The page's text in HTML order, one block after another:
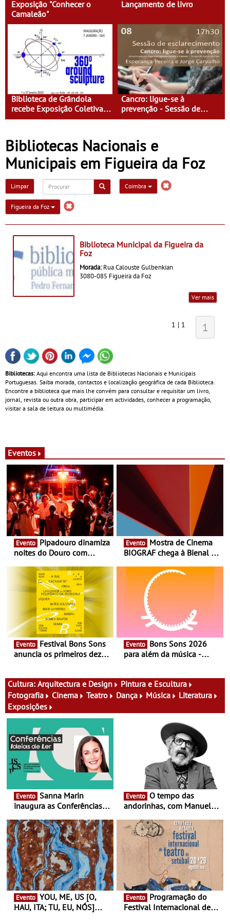
Exposição "Conhecer o
Camaleão"
Lançamento de livro
Biblioteca de Grândola
recebe Exposição Coletiva
de Escultura da Faculdade
around sculpture”
Cancro: ligue-se à
prevenção - Sessão de
Esclarecimento
Bibliotecas Nacionais e
Municipais em Figueira da Foz
Limpar Coimbra
Figueira da Foz
Biblioteca Municipal da Figueira da
Foz
Morada: Rua Calouste Gulbenkian
3080-085 Figueira da Foz
Ver mais
1 | 1 1
Bibliotecas: Aqui encontra uma lista de Bibliotecas Nacionais e Municipais
Portuguesas. Saiba morada, contactos e localização geográfica de cada Biblioteca.
Encontre a biblioteca que mais lhe convém para consultar e requisitar um livro,
jornal, revista ou outra obra, participar em actividades, conhecer a programação,
visitar a sala de leitura ou multimédia.
Eventos
Evento
noites do Douro com
vinho, gastronomia e
música
Evento
BIOGRAF chega à Bienal de
Documentário, ensaio
fílmico e práticas artísticas
Evento
anuncia os primeiros dez
Evento
para além da música -
atividades para toda a
família e muito mais
Cultura: Arquitectura e Design
Pintura e Escultura
Fotografia
Cinema Teatro Dança Música
Literatura
Exposições
Evento
inaugura as Conferências
Antiga primeira-ministra da
Finlândia é a convidada da
primeira edição do novo
ciclo de debates dedicado
aos grandes temas do
nosso tempo
Evento
andorinhas, com Manuel
Atum - Concerto
performance na MAAT
Gallery a 3 de Setembro,
19:30
Evento
HAU, ITA; TU, EU, NÓS]
Evento
Festival Internacional de